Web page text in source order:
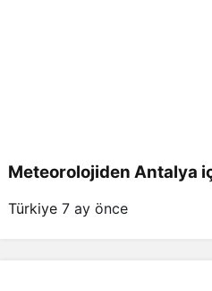
Meteorolojiden Antalya
Türkiye 7 ay önce